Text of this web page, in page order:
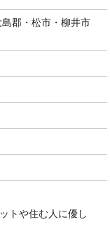
郡・松市・柳井市
トや住む人に優し